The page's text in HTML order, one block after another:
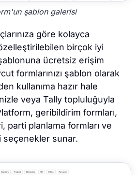
şablon galerisi
göre kolayca
birçok iyi
ücretsiz erişim
formlarınızı şablon olarak
kullanıma hazır hale
veya Tally topluluğuyla
geribildirim formları,
parti planlama formları ve
seçenekler sunar.